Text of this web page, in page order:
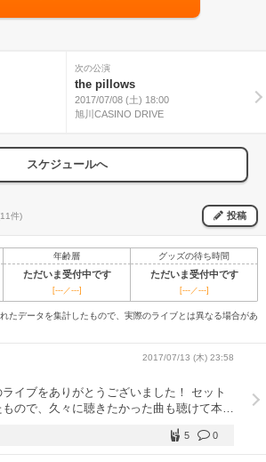
次の公演
the pillows
2017/07/08 (土) 18:00
旭川CASINO DRIVE
スケジュールへ
件) 投稿
年齢層 グッズの待ち時間
ただいま受付中です ただいま受付中です
[---／---] [---／---]
たデータを集計したもので、実際のライブとは異なる場合があ
2017/07/13 (木) 23:58
イブをありがとうございました！ セット
ので、久々に聴きたかった曲も聴けて本当
0
5